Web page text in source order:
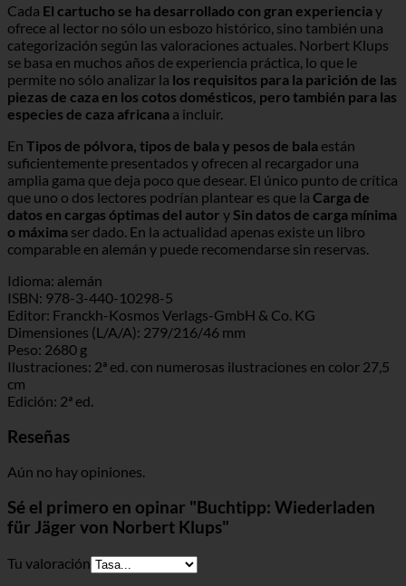
Cada El cartucho se ha desarrollado con gran experienciay
ofrece al lector no sólo un esbozo histórico, sino también una
categorización según las valoraciones actuales. Norbert Klups
se basa en muchos años de experiencia práctica, lo que le
permite no sólo analizar la los requisitos para la parición de las
piezas de caza en los cotos domésticos, pero también para las
especies de caza africana a incluir.
En Tipos de pólvora, tipos de bala y pesos de bala están
suficientemente presentados y ofrecen al recargador una
amplia gama que deja poco que desear. El único punto de crítica
que uno o dos lectores podrían plantear es que la Carga de
datos en cargas óptimas del autor ySin datos de carga mínima
o máxima ser dado. En la actualidad apenas existe un libro
comparable en alemán y puede recomendarse sin reservas.
Idioma: alemán
ISBN: 978-3-440-10298-5
Editor: Franckh-Kosmos Verlags-GmbH & Co. KG
Dimensiones (L/A/A): 279/216/46 mm
Peso: 2680 g
Ilustraciones: 2ª ed. con numerosas ilustraciones en color 27,5
cm
Edición: 2ª ed.
Reseñas
Aún no hay opiniones.
Sé el primero en opinar "Buchtipp: Wiederladen
für Jäger von Norbert Klups"
Tu valoración